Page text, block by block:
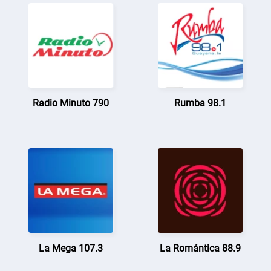
Radio Minuto 790 Rumba 98.1
La Mega 107.3 La Romántica 88.9